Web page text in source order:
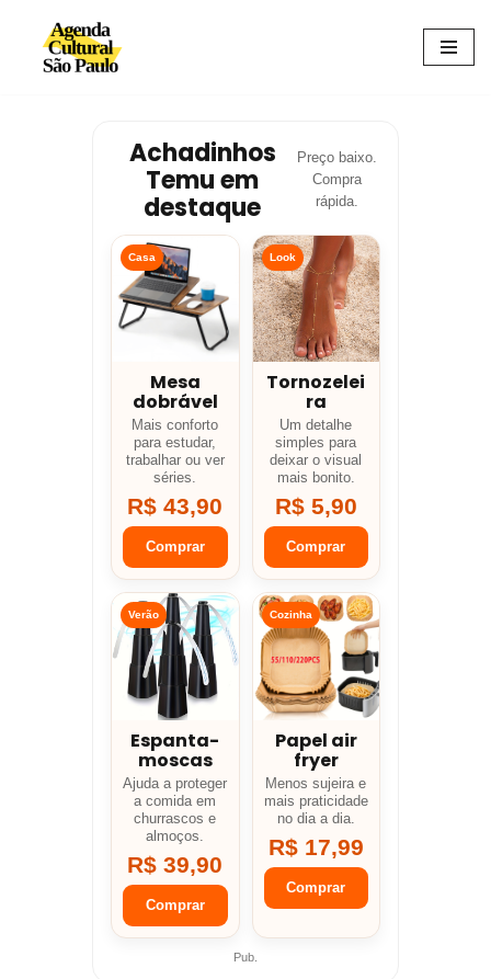
Avançar
Achadinhos
Temu em
destaque
Preço baixo.
Compra
rápida.
Casa
Mesa
dobrável
Mais conforto
para estudar,
trabalhar ou ver
séries.
R$ 43,90
Comprar
Look
Tornozelei
ra
Um detalhe
simples para
deixar o visual
mais bonito.
R$ 5,90
Comprar
Verão
Espanta-
moscas
Ajuda a proteger
a comida em
churrascos e
almoços.
R$ 39,90
Comprar
Cozinha
Papel air
fryer
Menos sujeira e
mais praticidade
no dia a dia.
R$ 17,99
Comprar
Pub.